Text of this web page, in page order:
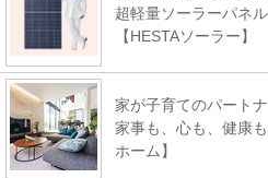
超軽量ソーラーパネ
【HESTAソーラー】
家が子育てのパート
家事も、心も、健康
ホーム】